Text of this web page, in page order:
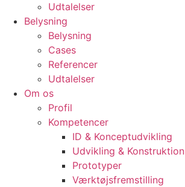
Udtalelser
Belysning
Belysning
Cases
Referencer
Udtalelser
Om os
Profil
Kompetencer
ID & Konceptudvikling
Udvikling & Konstruktion
Prototyper
Værktøjsfremstilling